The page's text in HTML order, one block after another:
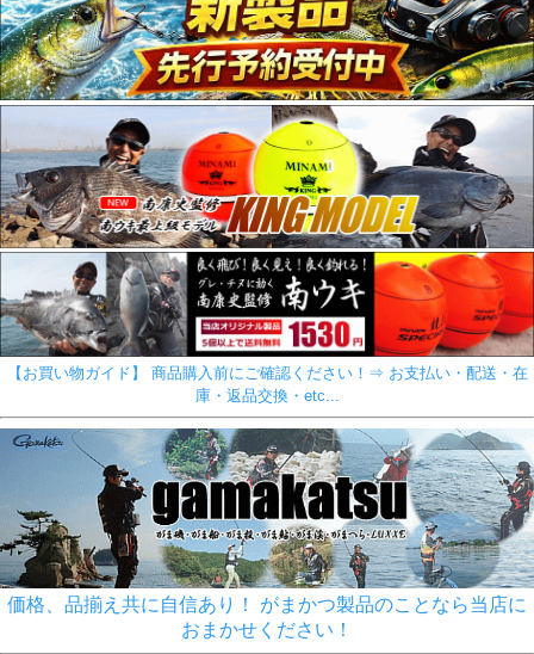
【お買い物ガイド】 商品購入前にご確認ください！⇒ お支払い・配送・在
庫・返品交換・etc...
価格、品揃え共に自信あり！ がまかつ製品のことなら当店に
おまかせください！